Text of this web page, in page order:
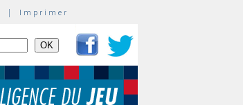
| Imprimer